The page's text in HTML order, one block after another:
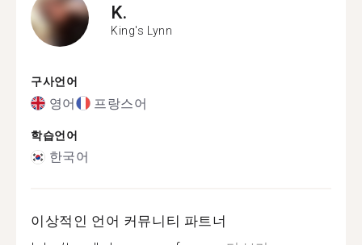
K.
King's Lynn
구사언어
영어 프랑스어
학습언어
한국어
이상적인 언어 커뮤니티 파트너